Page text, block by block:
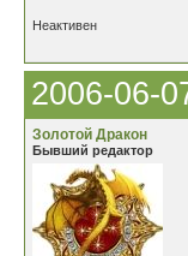
Неактивен
2006-06-
Золотой Дракон
Бывший редактор